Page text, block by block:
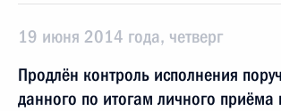
19 июня 2014 года, четверг
Продлён контроль исполнения
данного по итогам личного